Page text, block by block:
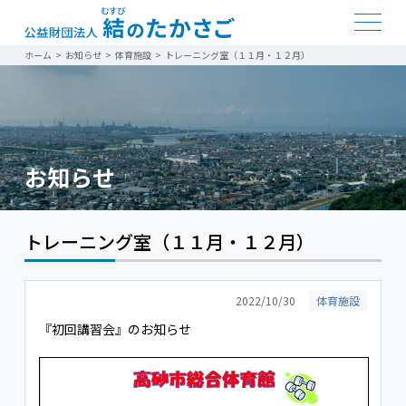
ホーム > お知らせ> 体育施設> トレーニング室（１１月・１２月）
お知らせ
トレーニング室（１１月・１２月）
2022/10/30 体育施設
『初回講習会』のお知らせ